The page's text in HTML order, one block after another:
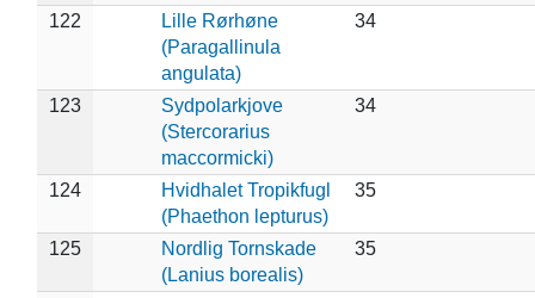
122
Lille Rørhøne
(Paragallinula
angulata)
34
123
Sydpolarkjove
(Stercorarius
maccormicki)
34
124
Hvidhalet Tropikfugl
(Phaethon lepturus)
35
125
Nordlig Tornskade
(Lanius borealis)
35